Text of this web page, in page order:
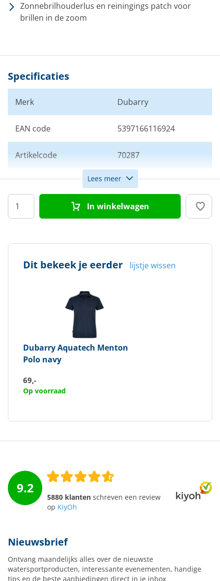
Zonnebrilhouderlus en reiningings patch voor
brillen in de zoom
Specificaties
Merk Dubarry
EAN code 5397166116924
Artikelcode 70287
Maat M
Kleur Blauw
Lees meer
In winkelwagen
Dit bekeek je eerder lijstje wissen
DubarryAquatech Menton
Polo navy
69,-
Op voorraad
9.2
5880 klanten schreven een review
op KiyOh
Nieuwsbrief
Ontvang maandelijks alles over de nieuwste
watersportproducten, interessante evenementen, handige
tips en de beste aanbiedingen direct in je inbox